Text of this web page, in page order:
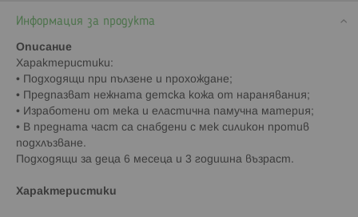
Информация за продукта
Описание
Характеристики:
• Подходящи при пълзене и прохождане;
• Предпазват нежната детска кожа от наранявания;
• Изработени от мека и еластична памучна материя;
• В предната част са снабдени с мек силикон против
подхлъзване.
Подходящи за деца 6 месеца и 3 годишна възраст.
Характеристики